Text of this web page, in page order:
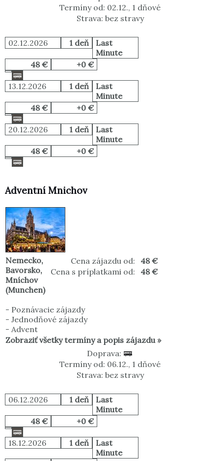
Termíny od: 02.12., 1 dňové
Strava: bez stravy
02.12.2026 1 deň
Last
Minute
48 €
+0 €
13.12.2026 1 deň
Last
Minute
48 €
+0 €
20.12.2026 1 deň
Last
Minute
48 €
+0 €
Adventní Mnichov
Cena zájazdu od:
48 €
Cena s príplatkami od:
48 €
Nemecko,
Bavorsko,
Mníchov
(Munchen)
- Poznávacie zájazdy
- Jednodňové zájazdy
- Advent
Zobraziť všetky termíny a popis zájazdu »
Doprava:
Termíny od: 06.12., 1 dňové
Strava: bez stravy
06.12.2026 1 deň
Last
Minute
48 €
+0 €
18.12.2026 1 deň
Last
Minute